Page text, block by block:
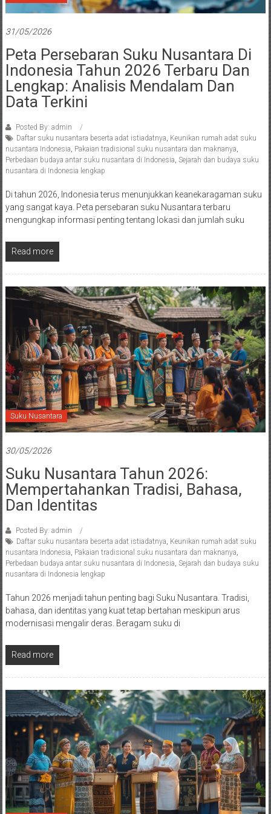
31/05/2026
Peta Persebaran Suku Nusantara Di
Indonesia Tahun 2026 Terbaru Dan
Lengkap: Analisis Mendalam Dan
Data Terkini
Posted By: admin
Daftar suku nusantara beserta adat istiadatnya, Keunikan rumah adat suku
nusantara Indonesia, Pakaian tradisional suku nusantara dan maknanya,
Perbedaan budaya antar suku nusantara di Indonesia, Sejarah dan budaya suku
nusantara di Indonesia lengkap
Di tahun 2026, Indonesia terus menunjukkan keanekaragaman suku
yang sangat kaya. Peta persebaran suku Nusantara terbaru
mengungkap informasi penting tentang lokasi dan jumlah suku
Read more
Suku Nusantara
30/05/2026
Suku Nusantara Tahun 2026:
Mempertahankan Tradisi, Bahasa,
Dan Identitas
Posted By: admin
Daftar suku nusantara beserta adat istiadatnya Keunikan rumah adat suku
nusantara Indonesia Pakaian tradisional suku nusantara dan maknanya
Perbedaan budaya antar suku nusantara di Indonesia Sejarah dan budaya suku
nusantara di Indonesia lengkap
Tahun 2026 menjadi tahun penting bagi Suku Nusantara. Tradisi,
bahasa, dan identitas yang kuat tetap bertahan meskipun arus
modernisasi mengalir deras. Beragam suku di
Read more